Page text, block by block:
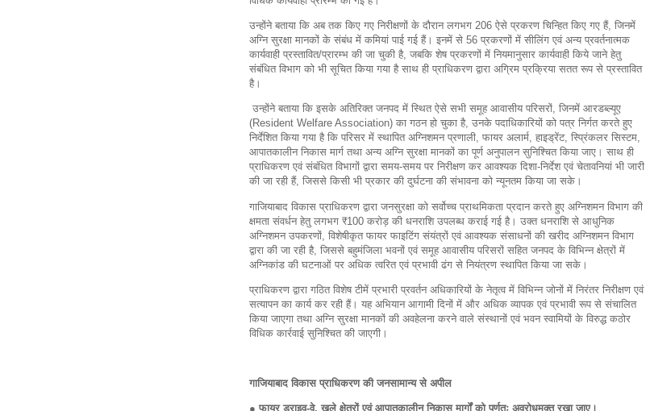
उन्होंने बताया कि अब तक किए गए निरीक्षणों के दौरान लगभग 206 ऐसे प्रकरण चिन्हित किए गए हैं, जिनमें
अग्नि सुरक्षा मानकों के संबंध में कमियां पाई गई हैं। इनमें से 56 प्रकरणों में सीलिंग एवं अन्य प्रवर्तनात्मक
कार्यवाही प्रस्तावित/प्रारम्भ की जा चुकी है, जबकि शेष प्रकरणों में नियमानुसार कार्यवाही किये जाने हेतु
संबंधित विभाग को भी सूचित किया गया है साथ ही प्राधिकरण द्वारा अग्रिम प्रक्रिया सतत रूप से प्रस्तावित
है।
उन्होंने बताया कि इसके अतिरिक्त जनपद में स्थित ऐसे सभी समूह आवासीय परिसरों, जिनमें आरडब्ल्यूए
(Resident Welfare Association) का गठन हो चुका है, उनके पदाधिकारियों को पत्र निर्गत करते हुए
निर्देशित किया गया है कि परिसर में स्थापित अग्निशमन प्रणाली, फायर अलार्म, हाइड्रेंट, स्प्रिंकलर सिस्टम,
आपातकालीन निकास मार्ग तथा अन्य अग्नि सुरक्षा मानकों का पूर्ण अनुपालन सुनिश्चित किया जाए। साथ ही
प्राधिकरण एवं संबंधित विभागों द्वारा समय-समय पर निरीक्षण कर आवश्यक दिशा-निर्देश एवं चेतावनियां भी जारी
की जा रही हैं, जिससे किसी भी प्रकार की दुर्घटना की संभावना को न्यूनतम किया जा सके।
गाजियाबाद विकास प्राधिकरण द्वारा जनसुरक्षा को सर्वोच्च प्राथमिकता प्रदान करते हुए अग्निशमन विभाग की
क्षमता संवर्धन हेतु लगभग ₹100 करोड़ की धनराशि उपलब्ध कराई गई है। उक्त धनराशि से आधुनिक
अग्निशमन उपकरणों, विशेषीकृत फायर फाइटिंग संयंत्रों एवं आवश्यक संसाधनों की खरीद अग्निशमन विभाग
द्वारा की जा रही है, जिससे बहुमंजिला भवनों एवं समूह आवासीय परिसरों सहित जनपद के विभिन्न क्षेत्रों में
अग्निकांड की घटनाओं पर अधिक त्वरित एवं प्रभावी ढंग से नियंत्रण स्थापित किया जा सके।
प्राधिकरण द्वारा गठित विशेष टीमें प्रभारी प्रवर्तन अधिकारियों के नेतृत्व में विभिन्न जोनों में निरंतर निरीक्षण एवं
सत्यापन का कार्य कर रही हैं। यह अभियान आगामी दिनों में और अधिक व्यापक एवं प्रभावी रूप से संचालित
किया जाएगा तथा अग्नि सुरक्षा मानकों की अवहेलना करने वाले संस्थानों एवं भवन स्वामियों के विरुद्ध कठोर
विधिक कार्रवाई सुनिश्चित की जाएगी।
गाजियाबाद विकास प्राधिकरण की जनसामान्य से अपील
● फायर ड्राइव-वे, खुले क्षेत्रों एवं आपातकालीन निकास मार्गों को पूर्णतः अवरोधमुक्त रखा जाए।